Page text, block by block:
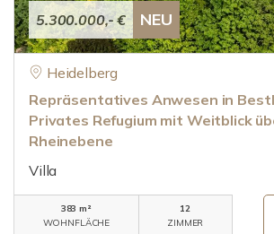
5.300.000,- € NEU
Heidelberg
Repräsentatives Anwesen in
Privates Refugium mit Weitblick
Rheinebene
Villa
383 m²
WOHNFLÄCHE
12
ZIMMER